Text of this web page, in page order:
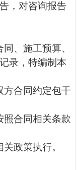
，对咨询报告
、施工预算、
录，特编制本
方合同约定包干
照合同相关条款
政策执行。